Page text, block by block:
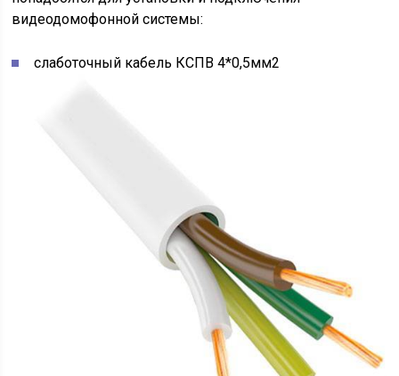
видеодомофонной системы:
слаботочный кабель КСПВ 4*0,5мм2